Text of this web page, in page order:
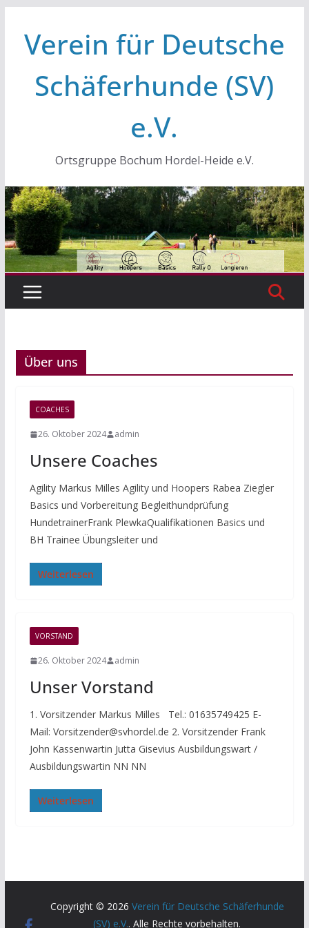
Inhalt
springen
Verein für Deutsche
Schäferhunde (SV)
e.V.
Ortsgruppe Bochum Hordel-Heide e.V.
Über uns
COACHES
26. Oktober 2024 admin
Unsere Coaches
Agility Markus Milles Agility und Hoopers Rabea Ziegler
Basics und Vorbereitung Begleithundprüfung
HundetrainerFrank PlewkaQualifikationen Basics und
BH Trainee Übungsleiter und
Weiterlesen
VORSTAND
26. Oktober 2024 admin
Unser Vorstand
1. Vorsitzender Markus Milles Tel.: 01635749425 E-
Mail: Vorsitzender@svhordel.de 2. Vorsitzender Frank
John Kassenwartin Jutta Gisevius Ausbildungswart /
Ausbildungswartin NN NN
Weiterlesen
Copyright © 2026 Verein für Deutsche Schäferhunde
(SV) e.V.. Alle Rechte vorbehalten.